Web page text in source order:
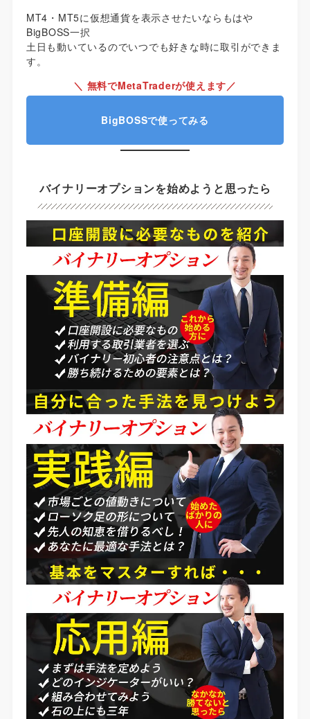
MT4・MT5に仮想通貨を表示させたいならもはや
BigBOSS一択
土日も動いているのでいつでも好きな時に取引ができま
す。
＼ 無料でMetaTraderが使えます／
BigBOSSで使ってみる
バイナリーオプションを始めようと思ったら